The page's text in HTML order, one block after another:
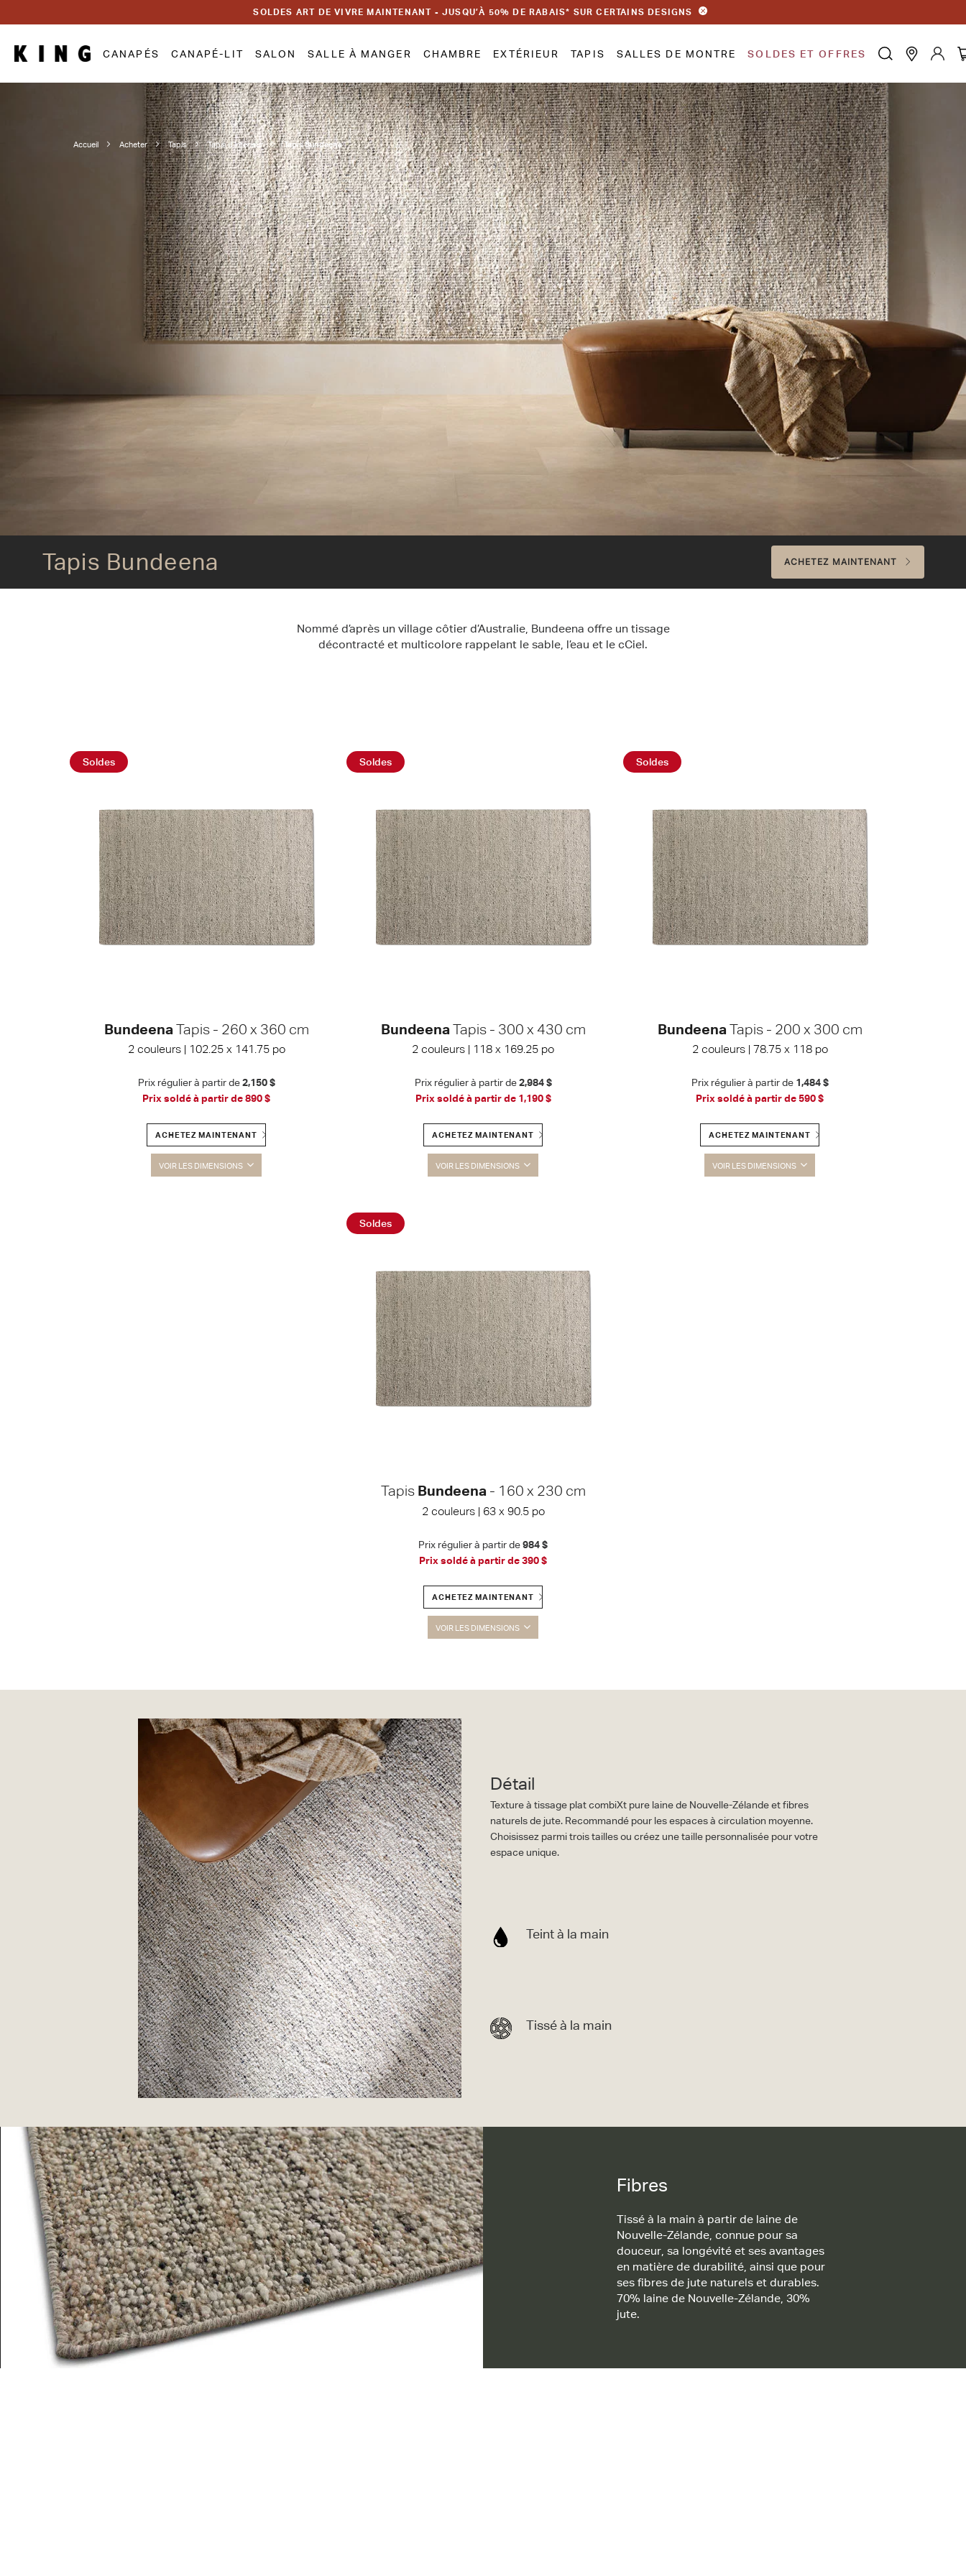
SOLDES ART DE VIVRE MAINTENANT - JUSQU’À 50% DE RABAIS* SUR CERTAINS DESIGNS
CANAPÉS CANAPÉ-LIT SALON SALLE À MANGER CHAMBRE EXTÉRIEUR TAPIS SALLES DE MONTRE SOLDES ET OFFRES
Accueil Acheter Tapis Tapis d’intérieur Tapis Bundeena
Tapis Bundeena ACHETEZ MAINTENANT
Nommé d’après un village côtier d’Australie, Bundeena offre un tissage
décontracté et multicolore rappelant le sable, l’eau et le cCiel.
Soldes
Bundeena Tapis - 260 x 360 cm
2 couleurs | 102.25 x 141.75 po
Prix régulier à partir de2,150 $
Prix soldé à partir de890 $
ACHETEZ MAINTENANT
VOIR LES DIMENSIONS
Soldes
Bundeena Tapis - 300 x 430 cm
2 couleurs | 118 x 169.25 po
Prix régulier à partir de2,984 $
Prix soldé à partir de 1,190 $
ACHETEZ MAINTENANT
VOIR LES DIMENSIONS
Soldes
Bundeena Tapis - 200 x 300 cm
2 couleurs | 78.75 x 118 po
Prix régulier à partir de 1,484 $
Prix soldé à partir de590 $
ACHETEZ MAINTENANT
VOIR LES DIMENSIONS
Soldes
Tapis Bundeena - 160 x 230 cm
2 couleurs | 63 x 90.5 po
Prix régulier à partir de984 $
Prix soldé à partir de390 $
ACHETEZ MAINTENANT
VOIR LES DIMENSIONS
Détail
Texture à tissage plat combiXt pure laine de Nouvelle-Zélande et fibres
naturels de jute. Recommandé pour les espaces à circulation moyenne.
Choisissez parmi trois tailles ou créez une taille personnalisée pour votre
espace unique.
Teint à la main
Tissé à la main
Fibres
Tissé à la main à partir de laine de
Nouvelle-Zélande, connue pour sa
douceur, sa longévité et ses avantages
en matière de durabilité, ainsi que pour
ses fibres de jute naturels et durables.
70% laine de Nouvelle-Zélande, 30%
jute.